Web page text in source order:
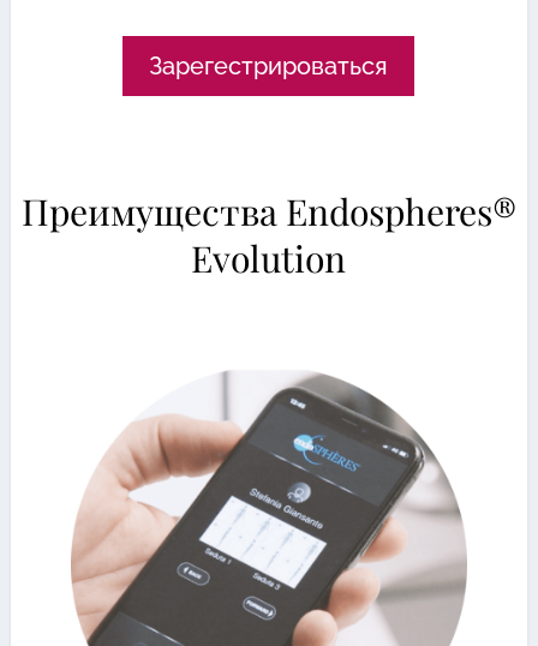
Зарегестрироваться
Преимущества Endospheres®
Evolution